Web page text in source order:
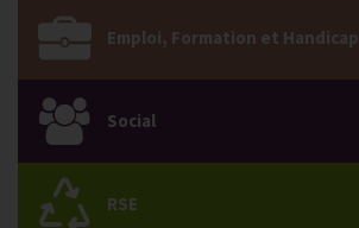
Emploi, Formation et Handicap
Social
RSE